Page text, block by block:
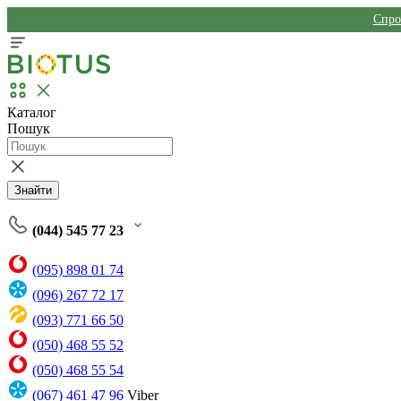
Каталог
Пошук
Знайти
(044) 545 77 23
(095) 898 01 74
(096) 267 72 17
(093) 771 66 50
(050) 468 55 52
(050) 468 55 54
(067) 461 47 96 Viber